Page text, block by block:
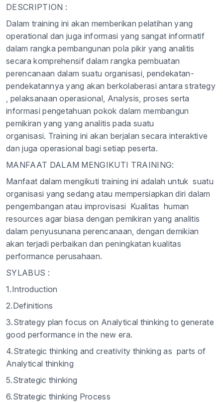
DESCRIPTION :
Dalam training ini akan memberikan pelatihan yang
operational dan juga informasi yang sangat informatif
dalam rangka pembangunan pola pikir yang analitis
secara komprehensif dalam rangka pembuatan
perencanaan dalam suatu organisasi, pendekatan-
pendekatannya yang akan berkolaberasi antara strategy
, pelaksanaan operasional, Analysis, proses serta
informasi pengetahuan pokok dalam membangun
pemikiran yang yang analitis pada suatu
organisasi. Training ini akan berjalan secara interaktive
dan juga operasional bagi setiap peserta.
MANFAAT DALAM MENGIKUTI TRAINING:
Manfaat dalam mengikuti training ini adalah untuk suatu
organisasi yang sedang atau mempersiapkan diri dalam
pengembangan atau improvisasi Kualitas human
resources agar biasa dengan pemikiran yang analitis
dalam penyusunana perencanaan, dengan demikian
akan terjadi perbaikan dan peningkatan kualitas
performance perusahaan.
SYLABUS :
1.Introduction
2.Definitions
3.Strategy plan focus on Analytical thinking to generate
good performance in the new era.
4.Strategic thinking and creativity thinking as parts of
Analytical thinking
5.Strategic thinking
6.Strategic thinking Process